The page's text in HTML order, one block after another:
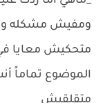
ومفيش مشكله
متحكيش معايا
الموضوع تماماً
متقلقيش